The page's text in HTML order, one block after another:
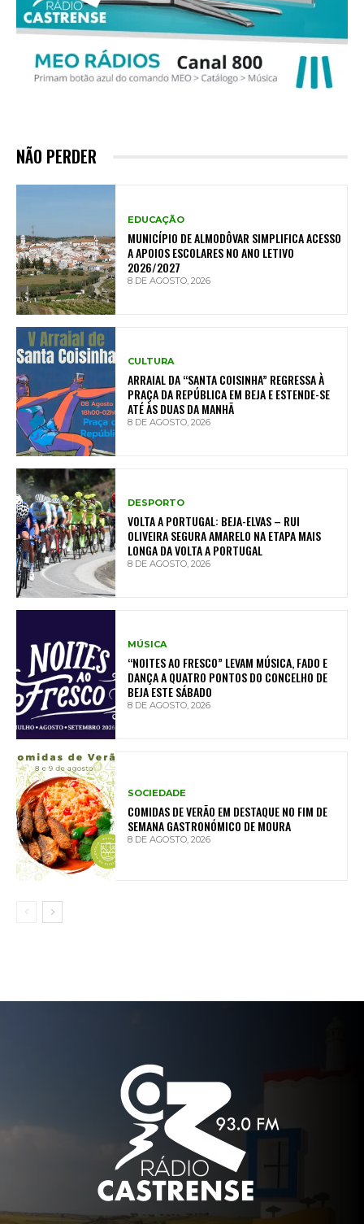
NÃO PERDER
EDUCAÇÃO
MUNICÍPIO DE ALMODÔVAR SIMPLIFICA ACESSO
A APOIOS ESCOLARES NO ANO LETIVO
2026/2027
8 DE AGOSTO, 2026
CULTURA
ARRAIAL DA “SANTA COISINHA” REGRESSA À
PRAÇA DA REPÚBLICA EM BEJA E ESTENDE-SE
ATÉ ÀS DUAS DA MANHÃ
8 DE AGOSTO, 2026
DESPORTO
VOLTA A PORTUGAL: BEJA-ELVAS – RUI
OLIVEIRA SEGURA AMARELO NA ETAPA MAIS
LONGA DA VOLTA A PORTUGAL
8 DE AGOSTO, 2026
MÚSICA
“NOITES AO FRESCO” LEVAM MÚSICA, FADO E
DANÇA A QUATRO PONTOS DO CONCELHO DE
BEJA ESTE SÁBADO
8 DE AGOSTO, 2026
SOCIEDADE
COMIDAS DE VERÃO EM DESTAQUE NO FIM DE
SEMANA GASTRONÓMICO DE MOURA
8 DE AGOSTO, 2026